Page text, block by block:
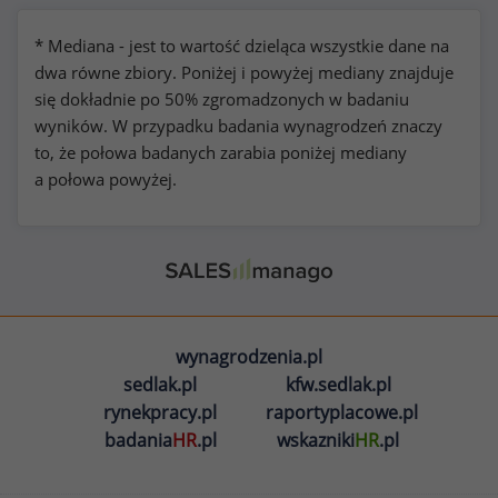
* Mediana - jest to wartość dzieląca wszystkie dane na
dwa równe zbiory. Poniżej i powyżej mediany znajduje
się dokładnie po 50% zgromadzonych w badaniu
wyników. W przypadku badania wynagrodzeń znaczy
to, że połowa badanych zarabia poniżej mediany
a połowa powyżej.
wynagrodzenia.pl
sedlak.pl
kfw.sedlak.pl
rynekpracy.pl
raportyplacowe.pl
badaniaHR.pl wskaznikiHR.pl